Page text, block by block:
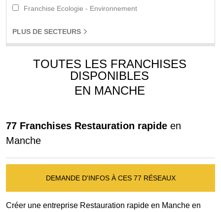
Franchise Ecologie - Environnement
PLUS DE SECTEURS
TOUTES LES FRANCHISES
DISPONIBLES
EN MANCHE
77 Franchises Restauration rapide en
Manche
DEMANDE D'INFOS À CES 77 RÉSEAUX
Créer une entreprise Restauration rapide en Manche en